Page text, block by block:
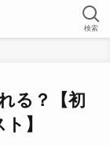
検索
る？【初
】